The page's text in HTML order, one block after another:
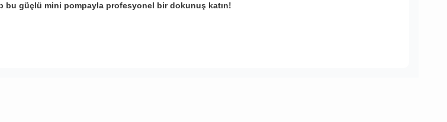
bu güçlü mini pompayla profesyonel bir dokunuş katın!